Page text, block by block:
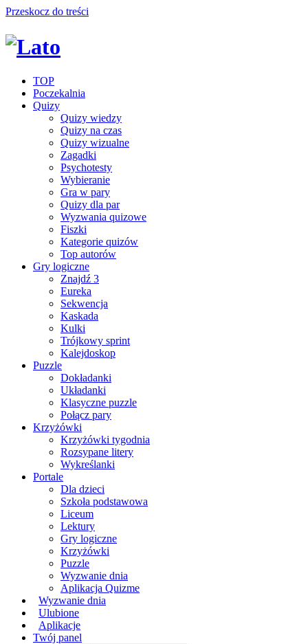
Przeskocz do treści
TOP
Poczekalnia
Quizy
Quizy wiedzy
Quizy na czas
Quizy wizualne
Zagadki
Psychotesty
Wybieranie
Gra w pary
Quizy dla par
Wyzwania quizowe
Fiszki
Kategorie quizów
Top autorów
Gry logiczne
Znajdź 3
Eureka
Sekwencja
Kaskada
Kulki
Trójkowy sprint
Kalejdoskop
Puzzle
Dokładanki
Układanki
Klasyczne puzzle
Połącz pary
Krzyżówki
Krzyżówki tygodnia
Rozsypane litery
Wykreślanki
Portale
Dla dzieci
Szkoła podstawowa
Liceum
Lektury
Gry logiczne
Krzyżówki
Puzzle
Wyzwanie dnia
Aplikacja Quizme
Wyzwanie dnia
Ulubione
Aplikacje
Twój panel